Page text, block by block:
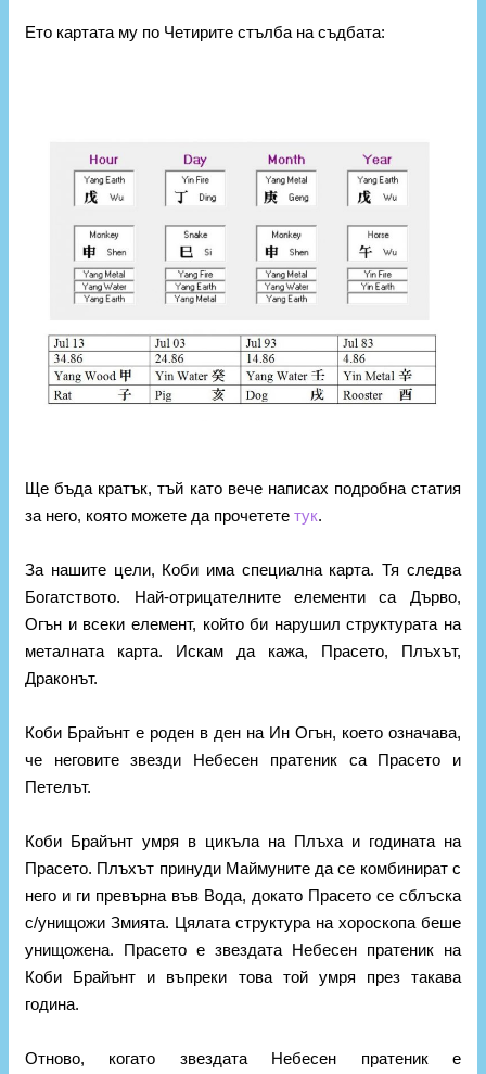
Ето картата му по Четирите стълба на съдбата:
Ще бъда кратък, тъй като вече написах подробна статия
за него, която можете да прочетететук.
За нашите цели, Коби има специална карта. Тя следва
Богатството. Най-отрицателните елементи са Дърво,
Огън и всеки елемент, който би нарушил структурата на
металната карта. Искам да кажа, Прасето, Плъхът,
Драконът.
Коби Брайънт е роден в ден на Ин Огън, което означава,
че неговите звезди Небесен пратеник са Прасето и
Петелът.
Коби Брайънт умря в цикъла на Плъха и годината на
Прасето. Плъхът принуди Маймуните да се комбинират с
него и ги превърна във Вода, докато Прасето се сблъска
с/унищожи Змията. Цялата структура на хороскопа беше
унищожена. Прасето е звездата Небесен пратеник на
Коби Брайънт и въпреки това той умря през такава
година.
Отново, когато звездата Небесен пратеник е